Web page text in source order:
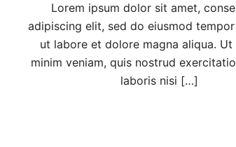
Lorem ipsum dolor sit amet,
adipiscing elit, sed do eiusmod
ut labore et dolore magna aliqua. Ut
minim veniam, quis nostrud
laboris nisi […]